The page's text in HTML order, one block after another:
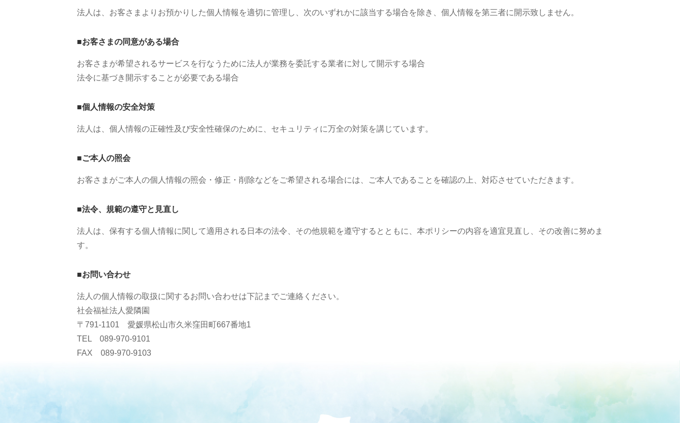
法人は、お客さまよりお預かりした個人情報を適切に管理し、次のいずれかに該当する場合を除き、個人情報を第三者に開示致しません。
■お客さまの同意がある場合
お客さまが希望されるサービスを行なうために法人が業務を委託する業者に対して開示する場合
法令に基づき開示することが必要である場合
■個人情報の安全対策
法人は、個人情報の正確性及び安全性確保のために、セキュリティに万全の対策を講じています。
■ご本人の照会
お客さまがご本人の個人情報の照会・修正・削除などをご希望される場合には、ご本人であることを確認の上、対応させていただきます。
■法令、規範の遵守と見直し
法人は、保有する個人情報に関して適用される日本の法令、その他規範を遵守するとともに、本ポリシーの内容を適宜見直し、その改善に努めま
す。
■お問い合わせ
法人の個人情報の取扱に関するお問い合わせは下記までご連絡ください。
社会福祉法人愛隣園
〒791-1101 愛媛県松山市久米窪田町667番地1
TEL 089-970-9101
FAX 089-970-9103